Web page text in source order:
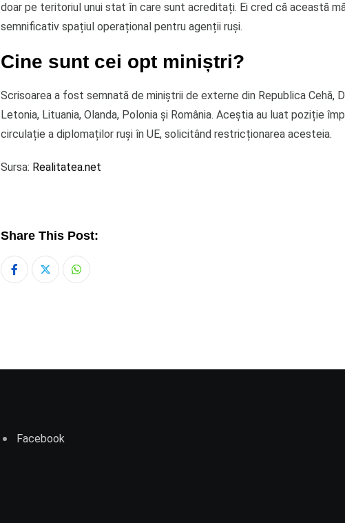
doar pe teritoriul unui stat în care sunt acreditați. Ei cred că această
semnificativ spațiul operațional pentru agenții ruși.
Cine sunt cei opt miniștri?
Scrisoarea a fost semnată de miniștrii de externe din Republica Cehă,
Letonia, Lituania, Olanda, Polonia și România. Aceștia au luat poziție
circulație a diplomaților ruși în UE, solicitând restricționarea acesteia.
Sursa: Realitatea.net
Share This Post:
Whatsapp
Facebook